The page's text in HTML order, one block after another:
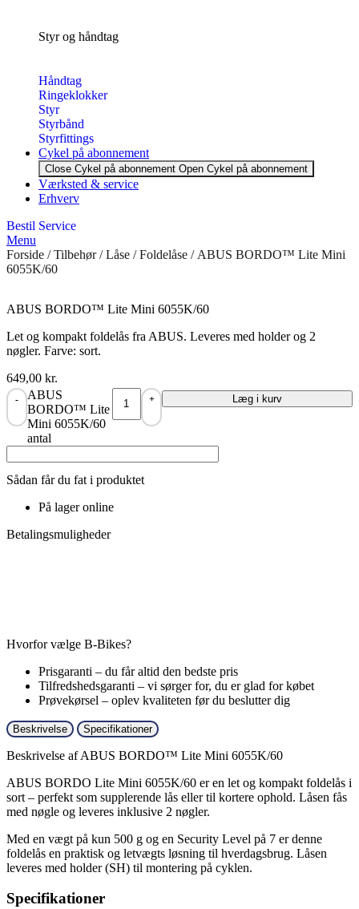
Styr og håndtag
Håndtag
Ringeklokker
Styr
Styrbånd
Styrfittings
Cykel på abonnement
Close Cykel på abonnement Open Cykel på abonnement
Værksted & service
Erhverv
Bestil Service
Menu
Forside /Tilbehør/Låse /Foldelåse / ABUS BORDO™ Lite Mini
6055K/60
ABUS BORDO™ Lite Mini 6055K/60
Let og kompakt foldelås fra ABUS. Leveres med holder og 2
nøgler. Farve: sort.
649,00 kr.
-
ABUS
BORDO™ Lite
Mini 6055K/60
antal
+ Læg i kurv
Sådan får du fat i produktet
På lager online
Betalingsmuligheder
Hvorfor vælge B-Bikes?
Prisgaranti – du får altid den bedste pris
Tilfredshedsgaranti – vi sørger for, du er glad for købet
Prøvekørsel – oplev kvaliteten før du beslutter dig
Beskrivelse Specifikationer
Beskrivelse af ABUS BORDO™ Lite Mini 6055K/60
ABUS BORDO Lite Mini 6055K/60 er en let og kompakt foldelås i
sort – perfekt som supplerende lås eller til kortere ophold. Låsen fås
med nøgle og leveres inklusive 2 nøgler.
Med en vægt på kun 500 g og en Security Level på 7 er denne
foldelås en praktisk og letvægts løsning til hverdagsbrug. Låsen
leveres med holder (SH) til montering på cyklen.
Specifikationer